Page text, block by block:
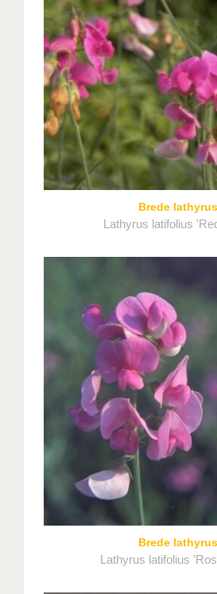
Brede lathyrus
Lathyrus latifolius
Brede lathyrus
Lathyrus latifolius